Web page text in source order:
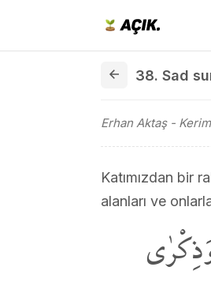
38. Sad
Erhan Aktaş-
Katımızdan bir
alanları ve